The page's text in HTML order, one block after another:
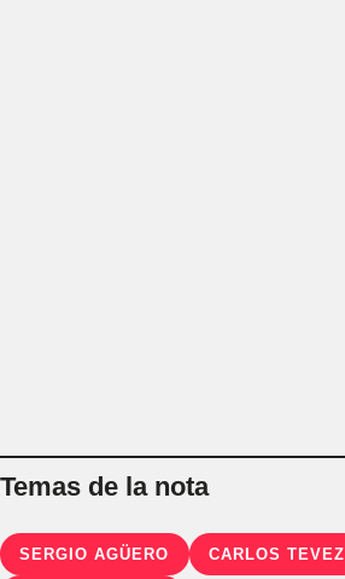
Temas de la nota
SERGIO AGÜERO CARLOS TEVEZ